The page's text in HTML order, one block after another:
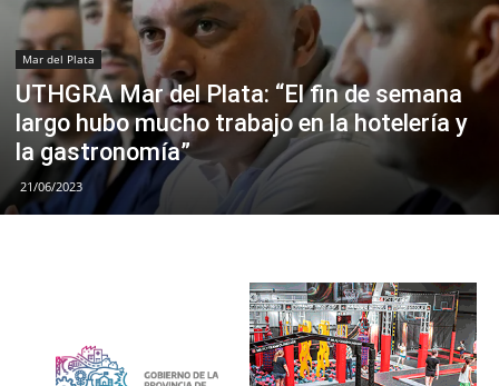
Mar del Plata
UTHGRA Mar del Plata: “El fin de semana
largo hubo mucho trabajo en la hotelería y
la gastronomía”
21/06/2023